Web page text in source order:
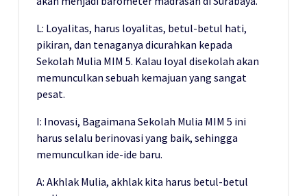
L: Loyalitas, harus loyalitas, betul-betul hati,
pikiran, dan tenaganya dicurahkan kepada
Sekolah Mulia MIM 5. Kalau loyal disekolah akan
memunculkan sebuah kemajuan yang sangat
pesat.
I: Inovasi, Bagaimana Sekolah Mulia MIM 5 ini
harus selalu berinovasi yang baik, sehingga
memunculkan ide-ide baru.
A: Akhlak Mulia, akhlak kita harus betul-betul